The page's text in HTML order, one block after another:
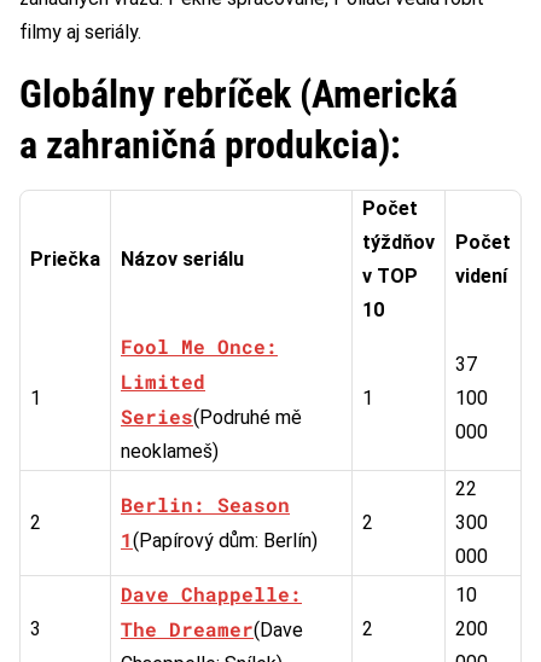
filmy aj seriály.
Globálny rebríček (Americká
a zahraničná produkcia):
Priečka Názov seriálu
Počet
týždňov
v TOP
10
Počet
videní
1
Fool Me Once:
Limited
Series(Podruhé mě
neoklameš)
1
37
100
000
2
Berlin: Season
1(Papírový dům: Berlín)
2
22
300
000
3
Dave Chappelle:
The Dreamer(Dave
2
10
200